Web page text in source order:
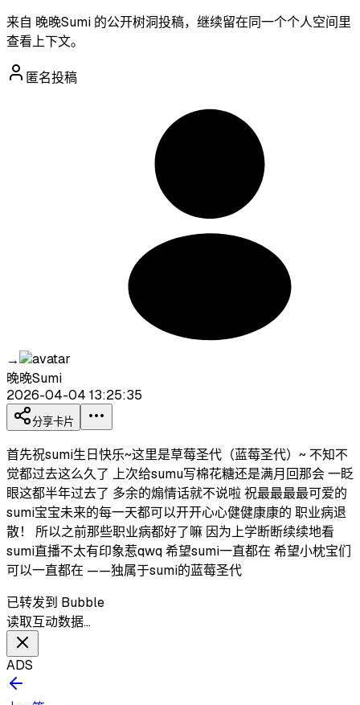
来自 晚晚Sumi 的公开树洞投稿，继续留在同一个个人空间里
查看上下文。
匿名投稿
→
晚晚Sumi
2026-04-04 13:25:35
分享卡片
首先祝sumi生日快乐~这里是草莓圣代（蓝莓圣代）~ 不知不
觉都过去这么久了 上次给sumu写棉花糖还是满月回那会 一眨
眼这都半年过去了 多余的煽情话就不说啦 祝最最最最可爱的
sumi宝宝未来的每一天都可以开开心心健健康康的 职业病退
散！ 所以之前那些职业病都好了嘛 因为上学断断续续地看
sumi直播不太有印象惹qwq 希望sumi一直都在 希望小枕宝们
可以一直都在 ——独属于sumi的蓝莓圣代
已转发到 Bubble
读取互动数据…
ADS